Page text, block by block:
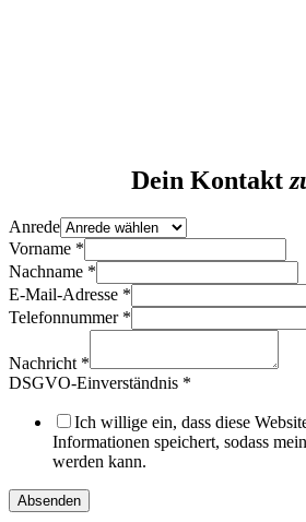
Dein Kontakt
Anrede
Vorname *
Nachname *
Telefonnummer
Layout
Adresse
E-Mail-Adresse *
Telefonnummer *
Nachricht *
DSGVO-Einverständnis *
Ich willige ein, dass diese
Informationen speichert, sodass
werden kann.
Absenden